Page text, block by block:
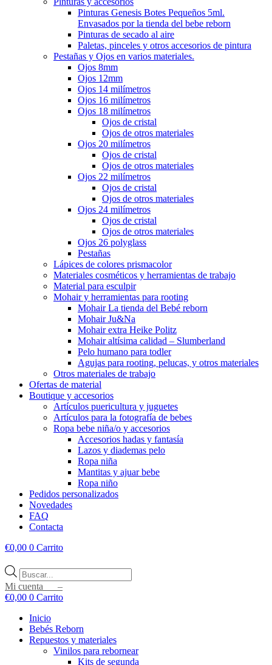
Pinturas Genesis Botes Pequeños 5ml.
Envasados por la tienda del bebe reborn
Pinturas de secado al aire
Paletas, pinceles y otros accesorios de pintura
Pestañas y Ojos en varios materiales.
Ojos 8mm
Ojos 12mm
Ojos 14 milímetros
Ojos 16 milímetros
Ojos 18 milímetros
Ojos de cristal
Ojos de otros materiales
Ojos 20 milímetros
Ojos de cristal
Ojos de otros materiales
Ojos 22 milímetros
Ojos de cristal
Ojos de otros materiales
Ojos 24 milímetros
Ojos de cristal
Ojos de otros materiales
Ojos 26 polyglass
Pestañas
Lápices de colores prismacolor
Materiales cosméticos y herramientas de trabajo
Material para esculpir
Mohair y herramientas para rooting
Mohair La tienda del Bebé reborn
Mohair Ju&Na
Mohair extra Heike Politz
Mohair altísima calidad – Slumberland
Pelo humano para todler
Agujas para rooting, pelucas, y otros materiales
Otros materiales de trabajo
Ofertas de material
Boutique y accesorios
Artículos puericultura y juguetes
Artículos para la fotografía de bebes
Ropa bebe niña/o y accesorios
Accesorios hadas y fantasía
Lazos y diademas pelo
Ropa niña
Mantitas y ajuar bebe
Ropa niño
Pedidos personalizados
Novedades
FAQ
Contacta
€0,00 0 Carrito
Búsqueda
de
productos
Mi cuenta –
€0,00 0 Carrito
Inicio
Bebés Reborn
Repuestos y materiales
Vinilos para rebornear
Kits de segunda